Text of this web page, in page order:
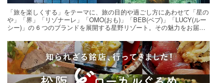
「旅を楽しくする」をテーマに、旅の目的や過ごし方にあわせて「星の
や」「界」「リゾナーレ」「OMO(おも)」「BEB(ベブ)」「LUCY(ルー
シー)」の 6 つのブランドを展開する星野リゾート。その魅力をお届け